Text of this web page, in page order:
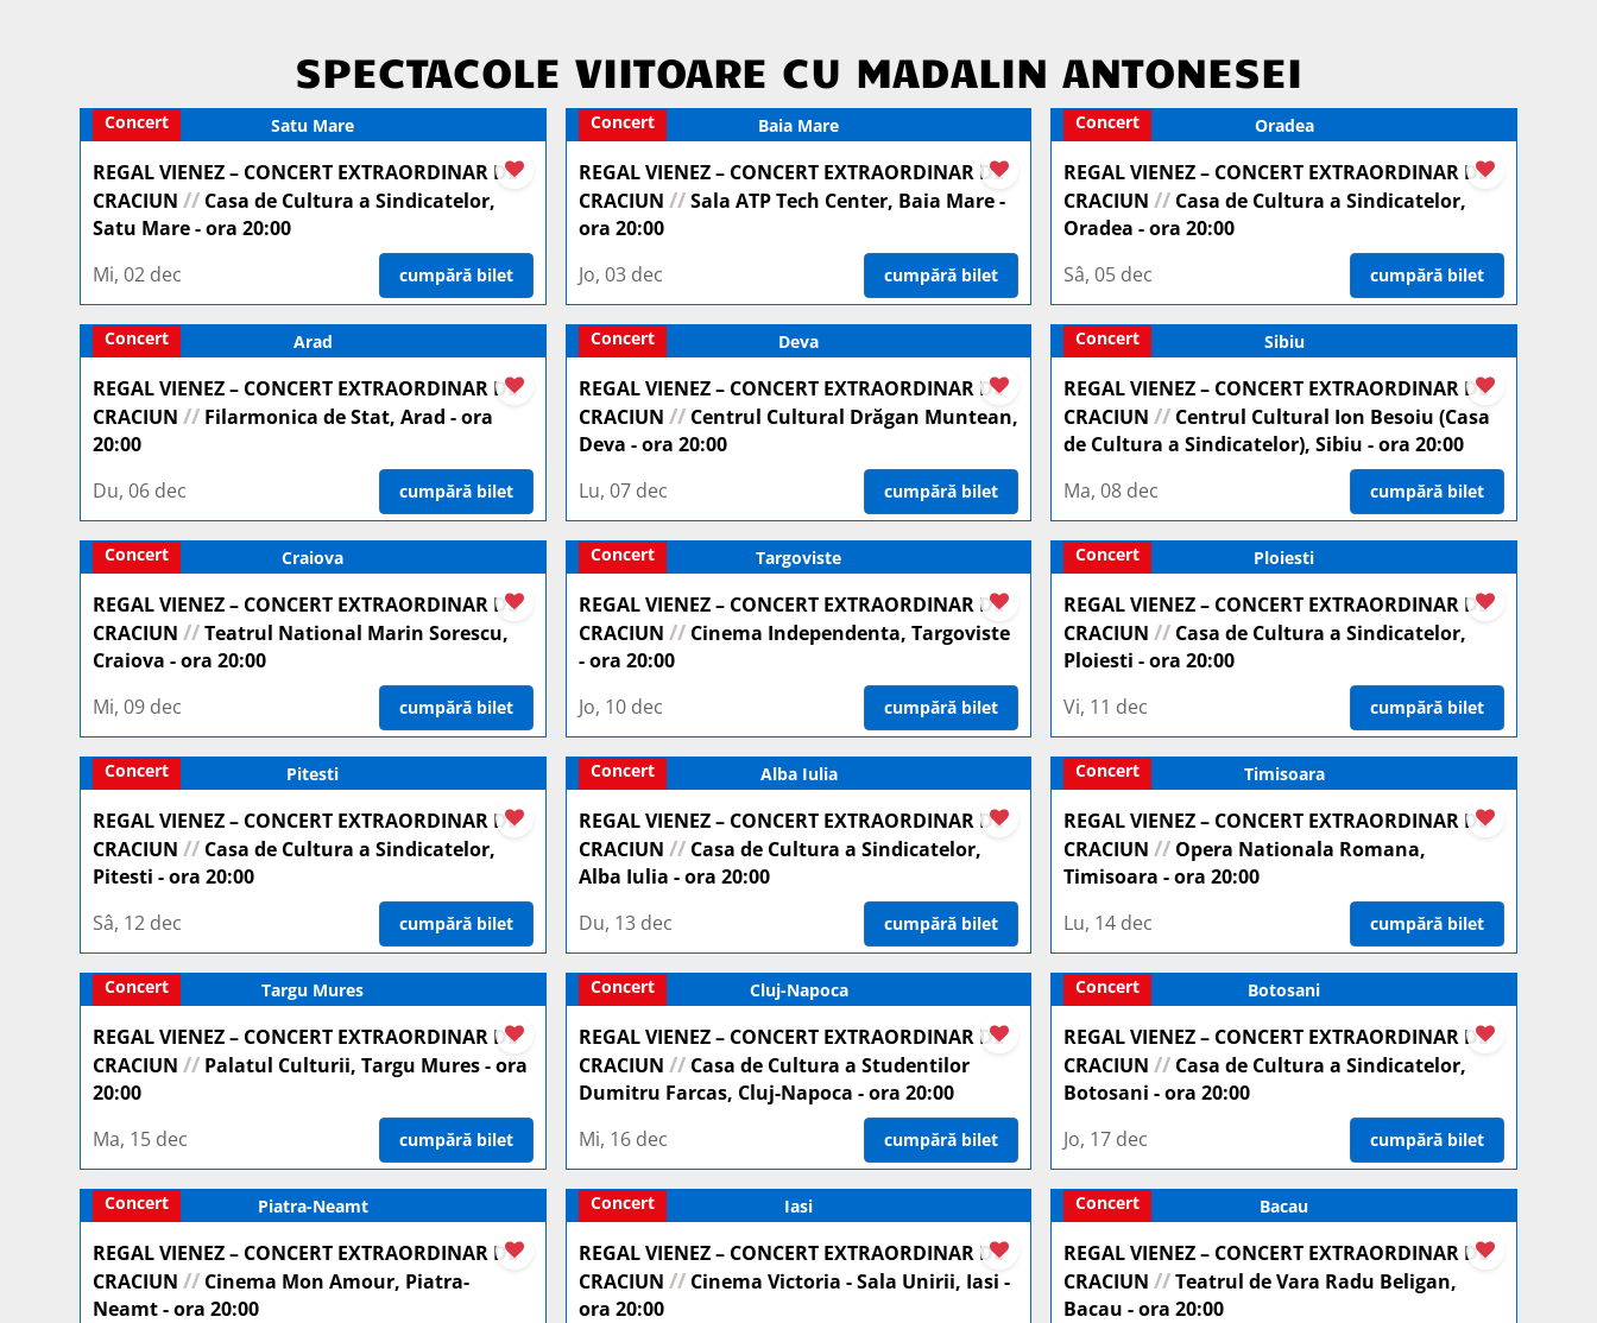
SPECTACOLE VIITOARE CU MADALIN ANTONESEI
Satu Mare
Concert
REGAL VIENEZ – CONCERT EXTRAORDINAR DE
CRACIUN// Casa de Cultura a Sindicatelor,
Satu Mare - ora 20:00
Mi, 02 dec
cumpără bilet
Baia Mare
Concert
REGAL VIENEZ – CONCERT EXTRAORDINAR DE
CRACIUN //Sala ATP Tech Center, Baia Mare -
ora 20:00
Jo, 03 dec
cumpără bilet
Oradea
Concert
REGAL VIENEZ – CONCERT EXTRAORDINAR DE
CRACIUN// Casa de Cultura a Sindicatelor,
Oradea - ora 20:00
Sâ, 05 dec
cumpără bilet
Arad
Concert
REGAL VIENEZ – CONCERT EXTRAORDINAR DE
CRACIUN// Filarmonica de Stat, Arad - ora
20:00
Du, 06 dec
cumpără bilet
Deva
Concert
REGAL VIENEZ – CONCERT EXTRAORDINAR DE
CRACIUN //Centrul Cultural Drăgan Muntean,
Deva - ora 20:00
Lu, 07 dec
cumpără bilet
Sibiu
Concert
REGAL VIENEZ – CONCERT EXTRAORDINAR DE
CRACIUN// Centrul Cultural Ion Besoiu (Casa
de Cultura a Sindicatelor), Sibiu - ora 20:00
Ma, 08 dec
cumpără bilet
Craiova
Concert
REGAL VIENEZ – CONCERT EXTRAORDINAR DE
CRACIUN//Teatrul National Marin Sorescu,
Craiova - ora 20:00
Mi, 09 dec
cumpără bilet
Targoviste
Concert
REGAL VIENEZ – CONCERT EXTRAORDINAR DE
CRACIUN //Cinema Independenta, Targoviste
- ora 20:00
Jo, 10 dec
cumpără bilet
Ploiesti
Concert
REGAL VIENEZ – CONCERT EXTRAORDINAR DE
CRACIUN// Casa de Cultura a Sindicatelor,
Ploiesti - ora 20:00
Vi, 11 dec
cumpără bilet
Pitesti
Concert
REGAL VIENEZ – CONCERT EXTRAORDINAR DE
CRACIUN// Casa de Cultura a Sindicatelor,
Pitesti - ora 20:00
Sâ, 12 dec
cumpără bilet
Alba Iulia
Concert
REGAL VIENEZ – CONCERT EXTRAORDINAR DE
CRACIUN //Casa de Cultura a Sindicatelor,
Alba Iulia - ora 20:00
Du, 13 dec
cumpără bilet
Timisoara
Concert
REGAL VIENEZ – CONCERT EXTRAORDINAR DE
CRACIUN// Opera Nationala Romana,
Timisoara - ora 20:00
Lu, 14 dec
cumpără bilet
Targu Mures
Concert
REGAL VIENEZ – CONCERT EXTRAORDINAR DE
CRACIUN// Palatul Culturii, Targu Mures - ora
20:00
Ma, 15 dec
cumpără bilet
Cluj-Napoca
Concert
REGAL VIENEZ – CONCERT EXTRAORDINAR DE
CRACIUN //Casa de Cultura a Studentilor
Dumitru Farcas, Cluj-Napoca - ora 20:00
Mi, 16 dec
cumpără bilet
Botosani
Concert
REGAL VIENEZ – CONCERT EXTRAORDINAR DE
CRACIUN// Casa de Cultura a Sindicatelor,
Botosani - ora 20:00
Jo, 17 dec
cumpără bilet
Piatra-Neamt
Concert
REGAL VIENEZ – CONCERT EXTRAORDINAR DE
CRACIUN// Cinema Mon Amour, Piatra-
Neamt - ora 20:00
Iasi
Concert
REGAL VIENEZ – CONCERT EXTRAORDINAR DE
CRACIUN //Cinema Victoria - Sala Unirii, Iasi -
ora 20:00
Bacau
Concert
REGAL VIENEZ – CONCERT EXTRAORDINAR DE
CRACIUN//Teatrul de Vara Radu Beligan,
Bacau - ora 20:00